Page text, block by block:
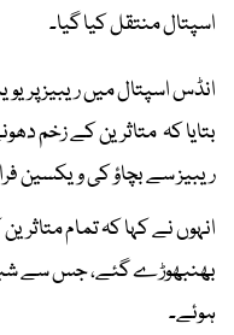
اسپتال منتقل کیا گیا۔
انڈس اسپتال میں ریبیز
بتایا کہ متاثرین کے زخم
ریبیز سے بچاؤ کی ویکسین
انہوں نے کہا کہ تمام
بھنبھوڑے گئے، جس سے
ہوئے۔